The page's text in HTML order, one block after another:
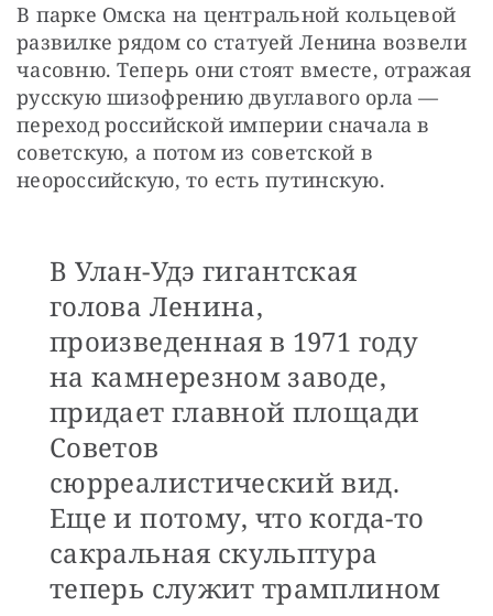
В парке Омска на центральной кольцевой
развилке рядом со статуей Ленина возвели
часовню. Теперь они стоят вместе, отражая
русскую шизофрению двуглавого орла —
переход российской империи сначала в
советскую, а потом из советской в
неороссийскую, то есть путинскую.
В Улан-Удэ гигантская
голова Ленина,
произведенная в 1971 году
на камнерезном заводе,
придает главной площади
Советов
сюрреалистический вид.
Еще и потому, что когда-то
сакральная скульптура
теперь служит трамплином